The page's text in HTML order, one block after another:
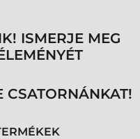
ISMERJE MEG
CSATORNÁNKAT!